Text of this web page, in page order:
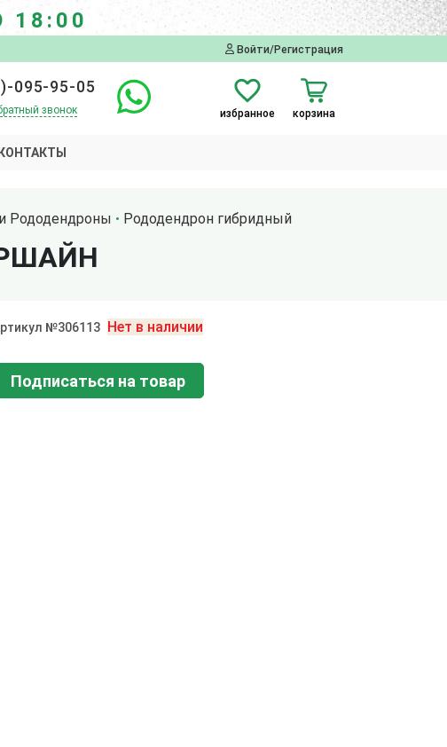
Войти/Регистрация
095-95-05
звонок избранное корзина
КОНТАКТЫ
Рододендроны Рододендрон гибридный
№306113 Нет в наличии
Подписаться на товар